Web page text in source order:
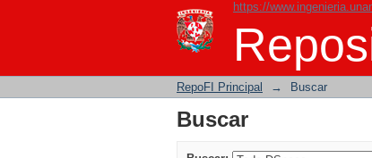
https://
Buscar
RepoFI Principal → Buscar
Buscar